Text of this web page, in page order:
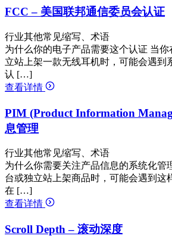
FCC – 美国联邦通信委员会认证
行业其他常见缩写、术语
为什么你的电子产品需要这个认证 当
立站上架一款无线耳机时，可能会遇到
认 […]
查看详情
PIM (Product Information
息管理
行业其他常见缩写、术语
为什么你需要关注产品信息的系统化管
台或独立站上架商品时，可能会遇到这
在 […]
查看详情
Scroll Depth – 滚动深度